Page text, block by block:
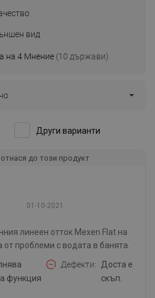
на 4 Мнение (10 държави)
вид
Други варианти
до този продукт
01-10-2021
линеен отток Mexen Flat на
от проблеми с водата в банята.
функция
Дефекти
Доста е
скъп.